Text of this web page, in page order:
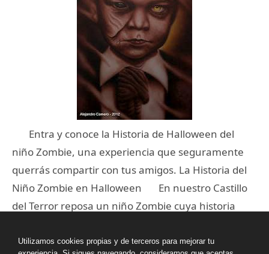
Entra y conoce la Historia de Halloween del
niño Zombie, una experiencia que seguramente
querrás compartir con tus amigos. La Historia del
Niño Zombie en Halloween En nuestro Castillo
del Terror reposa un niño Zombie cuya historia
Halloween y es muy tímido para […]
Utilizamos cookies propias y de terceros para mejorar tu